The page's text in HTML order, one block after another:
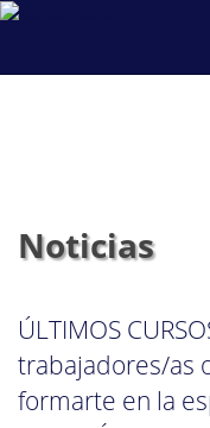
Noticias
ÚLTIMOS
trabajadores/as
formarte en la